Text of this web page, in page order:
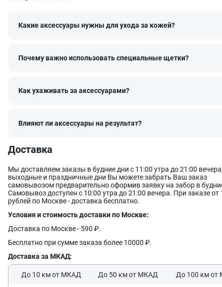
Какие аксессуары нужны для ухода за кожей?
Почему важно использовать специальные щетки?
Как ухаживать за аксессуарами?
Влияют ли аксессуары на результат?
Доставка
Мы доставляем заказы в будние дни с 11:00 утра до 21:00
выходные и праздничные дни Вы можете забрать Ваш заказ
самовывозом предварительно оформив заявку на забор в
Самовывоз доступен с 10:00 утра до 21:00 вечера. При заказе от
рублей по Москве - доставка бесплатно.
Условия и стоимость доставки по Москве:
Доставка по Москве - 590 ₽.
Бесплатно при сумме заказа более 10000 ₽.
Доставка за МКАД:
До 10 км от МКАД До 50 км от МКАД До 100 км
Заказать звонок
Ваше имя
Данные формы отправлены
Купить в 1 клик
Оставьте заявку, и наш менеджер свяжется с вами в
время
Данные формы отправлены
Ваше имя
Телефон
Данные формы отправлены
Ваше имя